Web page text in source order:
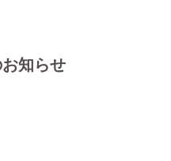
知らせ